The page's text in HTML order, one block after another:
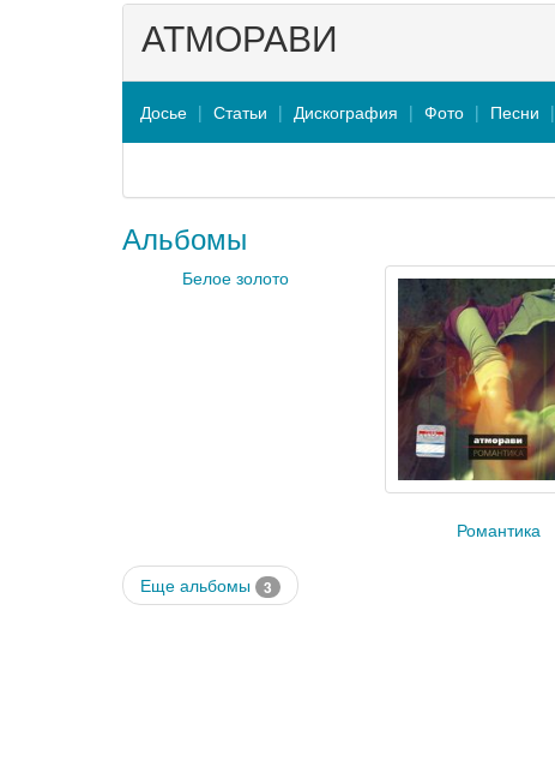
АТМОРАВИ
Досье Статьи Дискография Фото Песни
Альбомы
Белое золото
Романтика
Еще альбомы 3